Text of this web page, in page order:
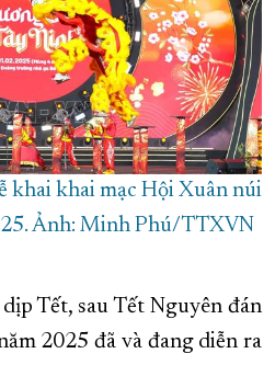
khai khai mạc Hội Xuân núi
Ảnh: Minh Phú/TTXVN
Tết, sau Tết Nguyên đán
2025 đã và đang diễn ra